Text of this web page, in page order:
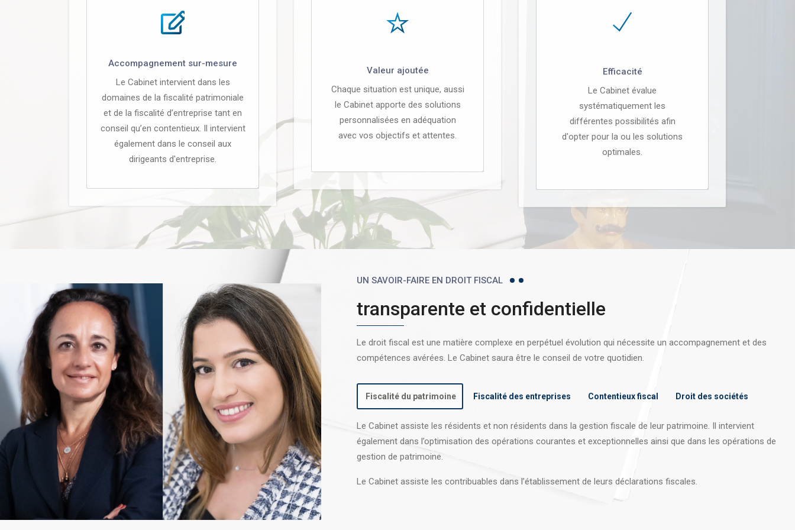
Accompagnement sur-mesure
Le Cabinet intervient dans les
domaines de la fiscalité patrimoniale
et de la fiscalité d’entreprise tant en
conseil qu’en contentieux. Il intervient
également dans le conseil aux
dirigeants d'entreprise.
Valeur ajoutée
Chaque situation est unique, aussi
le Cabinet apporte des solutions
personnalisées en adéquation
avec vos objectifs et attentes.
Efficacité
Le Cabinet évalue
systématiquement les
différentes possibilités afin
d'opter pour la ou les solutions
optimales.
UN SAVOIR-FAIRE EN DROIT FISCAL
transparente et confidentielle
Le droit fiscal est une matière complexe en perpétuel évolution qui nécessite un accompagnement et des
compétences avérées. Le Cabinet saura être le conseil de votre quotidien.
Fiscalité du patrimoine Fiscalité des entreprises Contentieux fiscal Droit des sociétés
Le Cabinet assiste les résidents et non résidents dans la gestion fiscale de leur patrimoine. Il intervient
également dans l’optimisation des opérations courantes et exceptionnelles ainsi que dans les opérations de
gestion de patrimoine.
Le Cabinet assiste les contribuables dans l’établissement de leurs déclarations fiscales.